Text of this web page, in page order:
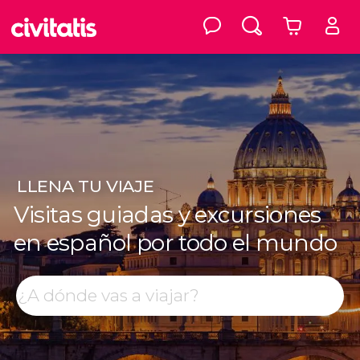
LLENA TU VIAJE
Visitas guiadas y excursiones
en español por todo el mundo
Buscar
Top destinos